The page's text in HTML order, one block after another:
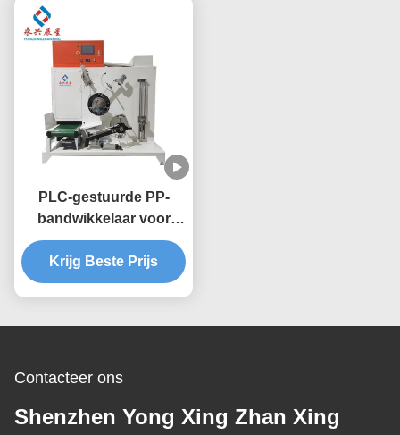
PLC-gestuurde PP-
bandwikkelaar voor
duurzame
fabrieksoperatie en -
onderhoud
Krijg Beste Prijs
Contacteer ons
Shenzhen Yong Xing Zhan Xing